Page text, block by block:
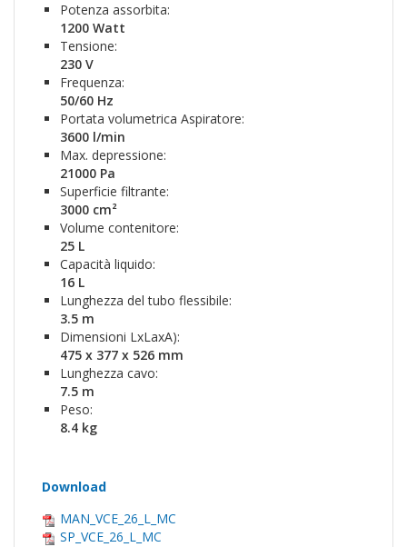
Potenza assorbita:
1200 Watt
Tensione:
230 V
Frequenza:
50/60 Hz
Portata volumetrica Aspiratore:
3600 l/min
Max. depressione:
21000 Pa
Superficie filtrante:
3000 cm²
Volume contenitore:
25 L
Capacità liquido:
16 L
Lunghezza del tubo flessibile:
3.5 m
Dimensioni LxLaxA):
475 x 377 x 526 mm
Lunghezza cavo:
7.5 m
Peso:
8.4 kg
Download
MAN_VCE_26_L_MC
SP_VCE_26_L_MC